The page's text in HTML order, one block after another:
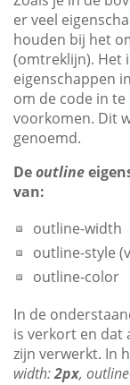
er veel
houden bij het
(omtreklijn). Het
eigenschappen
om de code in
voorkomen. Dit
genoemd.
Deoutline
van:
outline-width
outline-style
outline-color
In de
is verkort en dat
zijn verwerkt. In
width:2px,